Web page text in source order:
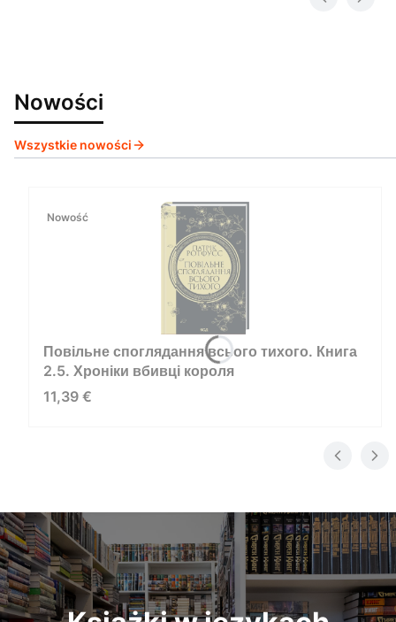
Nowości
Wszystkie nowości
Nowość
Повільне споглядання всього тихого. Книга
2.5. Хроніки вбивці короля
Cena
11,39 €